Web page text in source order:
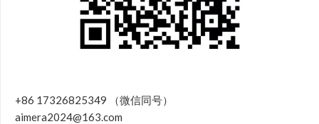
+86 17326825349 （微信同号）
aimera2024@163.com